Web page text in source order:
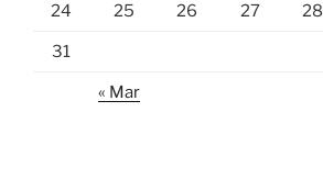
24 25 26 27 28
31
« Mar